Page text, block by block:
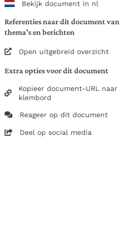
www.vatican.va/archive/bible/
vulgata_vetus-
www.vatican.va/archive/bible/
aansluiting gezocht bij de
om de teksten van de
naast elkaar te kunnen
Daar waar de versnummering
elkaar afwijken is dus die van
Bekijk document in nl
Referenties naar dit document van
thema's en berichten
Open uitgebreid overzicht
Extra opties voor dit document
Kopieer document-URL naar
klembord
Reageer op dit document
Deel op social media